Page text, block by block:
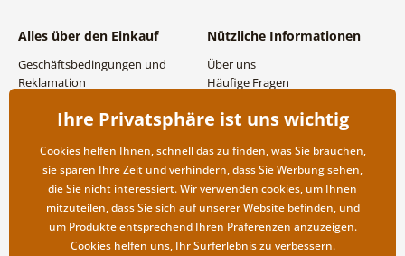
Alles über den Einkauf
Geschäftsbedingungen und
Reklamation
Versand- und
Rücksendung der Ware
Nützliche Informationen
Über uns
Häufige Fragen
Großhandel und
Ihre Privatsphäre ist uns wichtig
Cookies helfen Ihnen, schnell das zu finden, was Sie brauchen,
sie sparen Ihre Zeit und verhindern, dass Sie Werbung sehen,
die Sie nicht interessiert. Wir verwenden cookies, um Ihnen
mitzuteilen, dass Sie sich auf unserer Website befinden, und
um Produkte entsprechend Ihren Präferenzen anzuzeigen.
Cookies helfen uns, Ihr Surferlebnis zu verbessern.